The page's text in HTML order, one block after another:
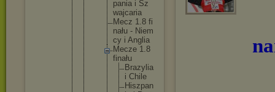
pania i Sz
wajcaria
Mecz 1.8 fi
nału - Niem
cy i Angl ia
Mecze 1.8
finału
Brazy ia
i Chi e
H iszpan